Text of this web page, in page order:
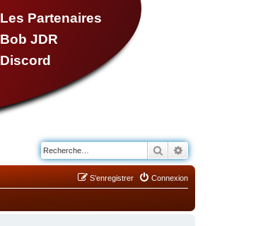
Les Partenaires
Bob JDR
Discord
Rechercher
Connexion
S’enregistrer